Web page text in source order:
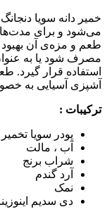
خمیر دانه سویا
می‌شود و برای
طعم و مزه‌ی آن
مصرف شود یا به
استفاده قرار گیرد.
آشپزی آسیایی به
ترکیبات :
پودر سویا
آب ، مالت
شراب برنج
آرد گندم
نمک
دی سدیم